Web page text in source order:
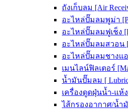
ถังเก็บลม [Air
อะไหล่ปั๊มลมพูม่า
อะไหล่ปั๊มลมฟูเช็ง
อะไหล่ปั๊มลมสวอน
อะไหล่ปั๊มลมชางแอ
เมนไลน์ฟิลเตอร์
น้ำมันปั๊มลม [
เครื่องดูดฝุ่นน้ำ-แห้ง
ไส้กรองอากาศ/น้ำ